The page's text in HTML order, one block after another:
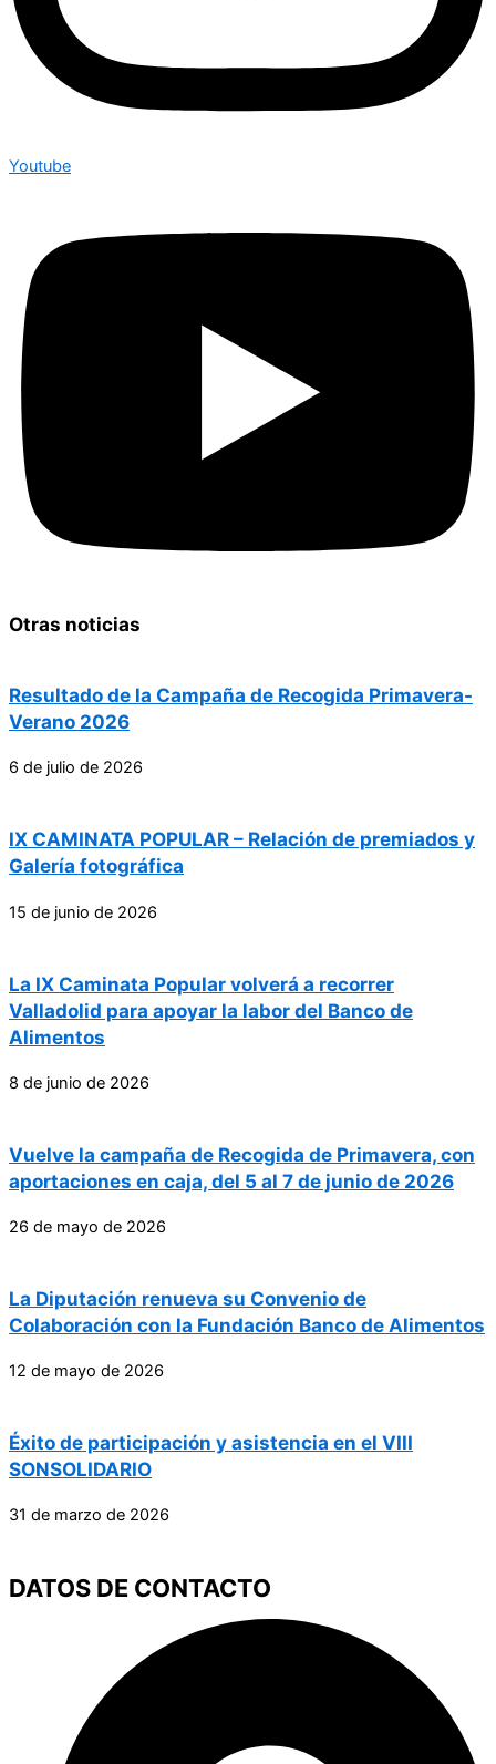
Youtube
Otras noticias
Resultado de la Campaña de Recogida Primavera-
Verano 2026
6 de julio de 2026
IX CAMINATA POPULAR – Relación de premiados y
Galería fotográfica
15 de junio de 2026
La IX Caminata Popular volverá a recorrer
Valladolid para apoyar la labor del Banco de
Alimentos
8 de junio de 2026
Vuelve la campaña de Recogida de Primavera, con
aportaciones en caja, del 5 al 7 de junio de 2026
26 de mayo de 2026
La Diputación renueva su Convenio de
Colaboración con la Fundación Banco de Alimentos
12 de mayo de 2026
Éxito de participación y asistencia en el VIII
SONSOLIDARIO
31 de marzo de 2026
DATOS DE CONTACTO